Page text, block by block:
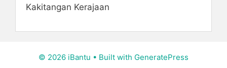
Kakitangan Kerajaan
© 2026 iBantu • Built with GeneratePress